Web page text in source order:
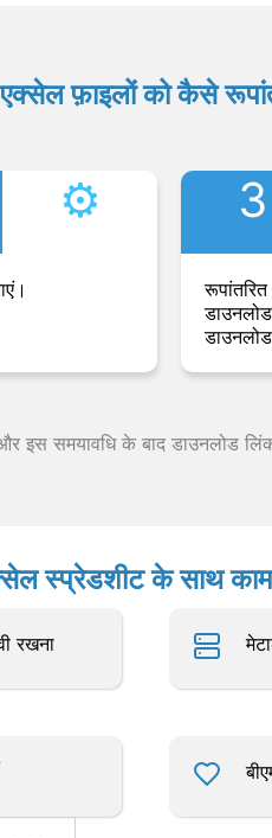
फ़ाइलों को कैसे
⚙︎ 3
इस समयावधि के बाद डाउनलोड
स्प्रेडशीट के साथ
रखना